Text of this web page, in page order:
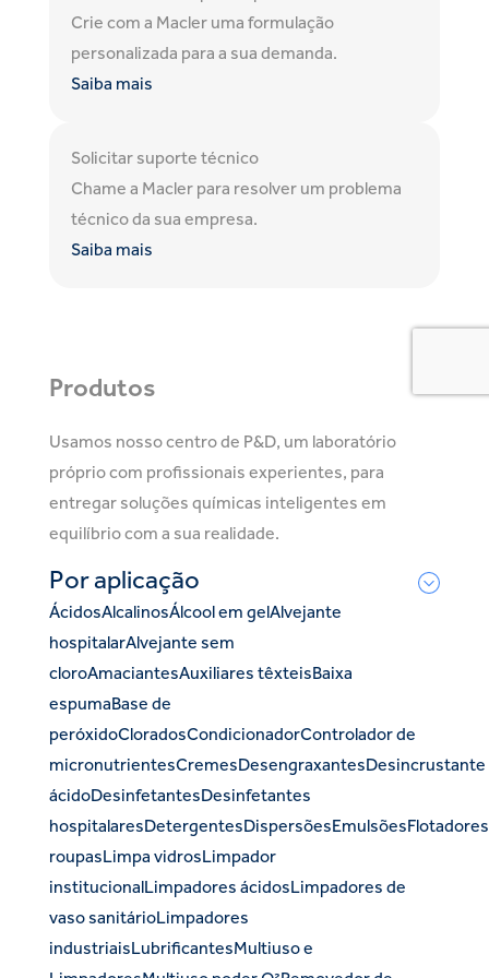
Crie com a Macler uma formulação
personalizada para a sua demanda.
Saiba mais
Solicitar suporte técnico
Chame a Macler para resolver um problema
técnico da sua empresa.
Saiba mais
Produtos
Usamos nosso centro de P&D, um laboratório
próprio com profissionais experientes, para
entregar soluções químicas inteligentes em
equilíbrio com a sua realidade.
Por aplicação
ÁcidosAlcalinosÁlcool em gel Alvejante
hospitalarAlvejante sem
cloroAmaciantesAuxiliares têxteis Baixa
espuma Base de
peróxidoCloradosCondicionadorControlador de
micronutrientesCremes Desengraxantes Desincrustante
ácidoDesinfetantes Desinfetantes
hospitalares Detergentes Dispersões Emulsões Flotadores
roupas Limpa vidros Limpador
institucional Limpadores ácidos Limpadores de
vaso sanitárioLimpadores
industriais LubrificantesMultiuso e